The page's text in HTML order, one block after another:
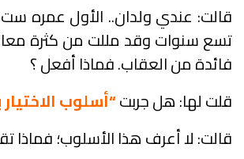
قالت: عندي ولدان.. الأول عمره
تسع سنوات وقد مللت من كثرة
فائدة من العقاب. فماذا أفعل ؟
قلت لها: هل جربت“أسلوب
قالت: لا أعرف هذا الأسلوب؛ فماذا